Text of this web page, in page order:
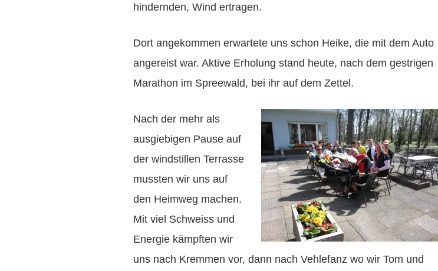
hindernden, Wind ertragen.
Dort angekommen erwartete uns schon Heike, die mit dem Auto
angereist war. Aktive Erholung stand heute, nach dem gestrigen
Marathon im Spreewald, bei ihr auf dem Zettel.
Nach der mehr als
ausgiebigen Pause auf
der windstillen Terrasse
mussten wir uns auf
den Heimweg machen.
Mit viel Schweiss und
Energie kämpften wir
uns nach Kremmen vor, dann nach Vehlefanz wo wir Tom und